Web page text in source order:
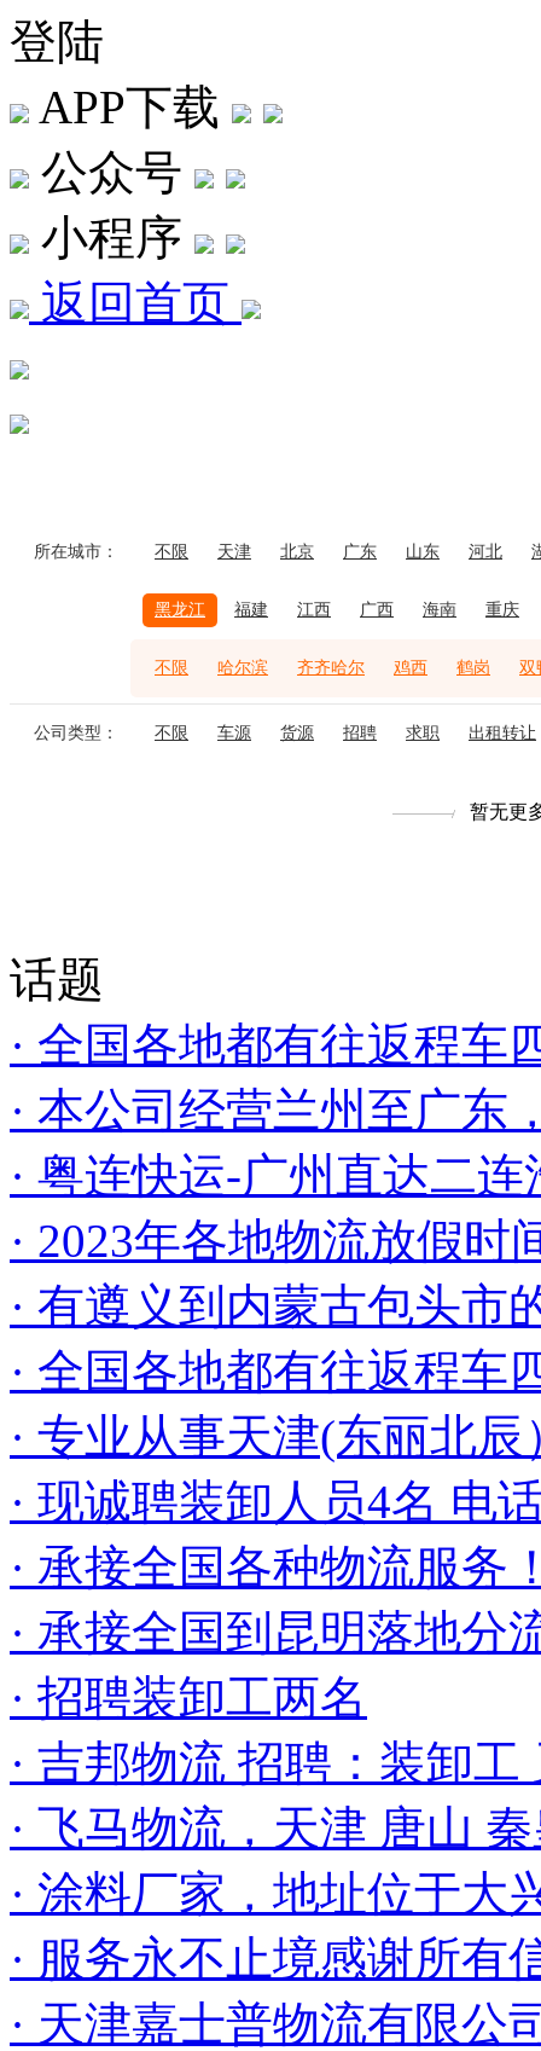
登陆
APP下载
公众号
小程序
返回首页
所在城市： 不限 天津 北京 广东 山东 河北
黑龙江 福建 江西 广西 海南 重庆
不限 哈尔滨 齐齐哈尔 鸡西 鹤岗 双
公司类型： 不限 车源 货源 招聘 求职 出租转让
暂无更
话题
· 全国各地都有往返程车
· 本公司经营兰州至广东
· 粤连快运-广州直达二连
· 2023年各地物流放假时
· 有遵义到内蒙古包头市
· 全国各地都有往返程车
· 专业从事天津(东丽北辰
· 现诚聘装卸人员4名 电
· 承接全国各种物流服务
· 承接全国到昆明落地分
· 招聘装卸工两名
· 吉邦物流 招聘：装卸工
· 飞马物流，天津 唐山
· 涂料厂家，地址位于大
· 服务永不止境感谢所有
· 天津嘉士普物流有限公